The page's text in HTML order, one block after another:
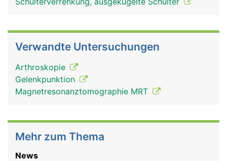
Verwandte Untersuchungen
Arthroskopie
Gelenkpunktion
Magnetresonanztomographie MRT
Mehr zum Thema
News